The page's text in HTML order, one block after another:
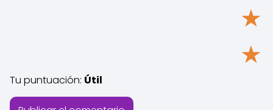
★
★
Tu puntuación: Útil